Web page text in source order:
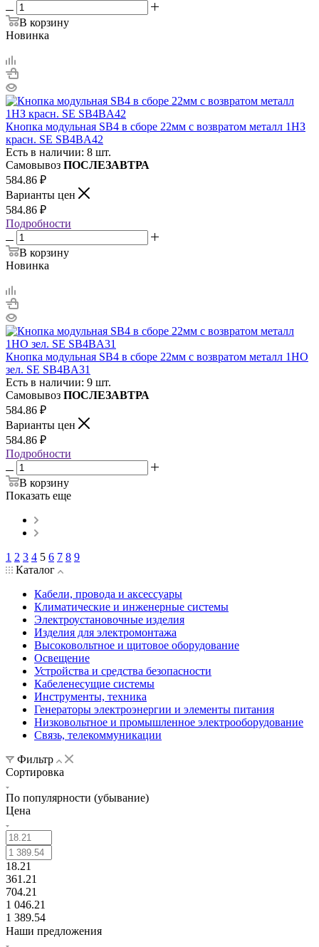
В корзину
Новинка
Кнопка модульная SB4 в сборе 22мм с возвратом металл 1НЗ
красн. SE SB4BA42
Есть в наличии: 8 шт.
Самовывоз ПОСЛЕЗАВТРА
584.86 ₽
Варианты цен
584.86 ₽
Подробности
В корзину
Новинка
Кнопка модульная SB4 в сборе 22мм с возвратом металл 1НО
зел. SE SB4BA31
Есть в наличии: 9 шт.
Самовывоз ПОСЛЕЗАВТРА
584.86 ₽
Варианты цен
584.86 ₽
Подробности
В корзину
Показать еще
1 2 3 4 5 6 7 8 9
Каталог
Кабели, провода и аксессуары
Климатические и инженерные системы
Электроустановочные изделия
Изделия для электромонтажа
Высоковольтное и щитовое оборудование
Освещение
Устройства и средства безопасности
Кабеленесущие системы
Инструменты, техника
Генераторы электроэнергии и элементы питания
Низковольтное и промышленное электрооборудование
Связь, телекоммуникации
Фильтр
Сортировка
По популярности (убывание)
Цена
18.21
361.21
704.21
1 046.21
1 389.54
Наши предложения